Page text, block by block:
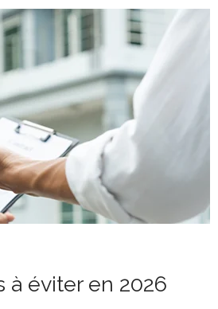
à éviter en 2026